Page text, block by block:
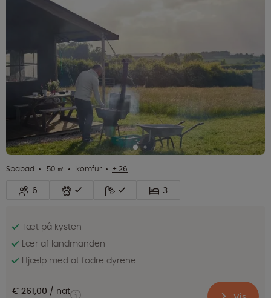
Spabad 50 ㎡ komfur + 26
6 3
Tæt på kysten
Lær af landmanden
Hjælp med at fodre dyrene
€ 261,00 nat